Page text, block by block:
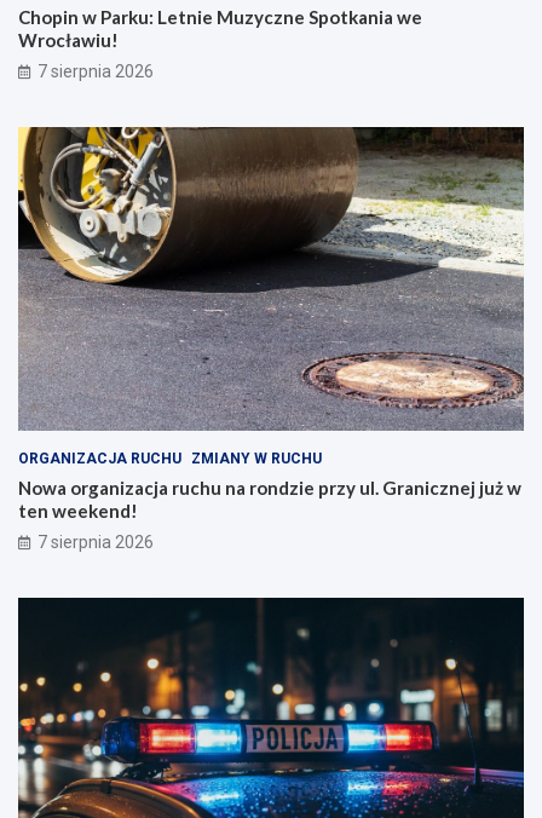
Chopin w Parku: Letnie Muzyczne Spotkania we
Wrocławiu!
7 sierpnia 2026
ORGANIZACJA RUCHU ZMIANY W RUCHU
Nowa organizacja ruchu na rondzie przy ul. Granicznej już w
ten weekend!
7 sierpnia 2026